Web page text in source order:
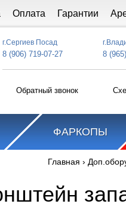
Оплата Гарантии
г.Сергиев Посад
8 (906) 719-07-27 8
Обратный звонок
ФАРКОПЫ
Главная ›